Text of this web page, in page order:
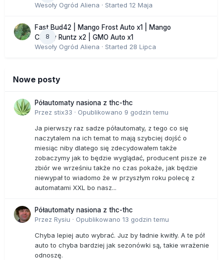
Wesoły Ogród Aliena · Started 12 Maja
8
Fast Bud42 | Mango Frost Auto x1 | Mango
Cherry Runtz x2 | GMO Auto x1
Wesoły Ogród Aliena · Started 28 Lipca
Nowe posty
Półautomaty nasiona z thc-thc
Przez stix33 · Opublikowano 9 godzin temu
Ja pierwszy raz sadze półautomaty, z tego co się
naczytalem na ich temat to mają szybciej dojść o
miesiąc niby dlatego się zdecydowałem także
zobaczymy jak to będzie wyglądać, producent pisze ze
zbiór we wrześniu także no czas pokaże, jak będzie
niewypał to wiadomo że w przyszłym roku polecę z
automatami XXL bo nasz...
Półautomaty nasiona z thc-thc
Przez Rysiu · Opublikowano 13 godzin temu
Chyba lepiej auto wybrać. Juz by ładnie kwitły. A te pół
auto to chyba bardziej jak sezonówki są, takie wrażenie
odnoszę.